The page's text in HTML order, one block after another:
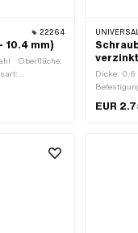
22264
10.4 mm)
· Oberfläche:
verzinkt
Dicke: 0.6
EUR